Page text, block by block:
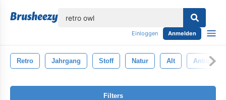
Einloggen Anmelden
Retro Jahrgang Stoff Natur Alt Antiquität
Filters